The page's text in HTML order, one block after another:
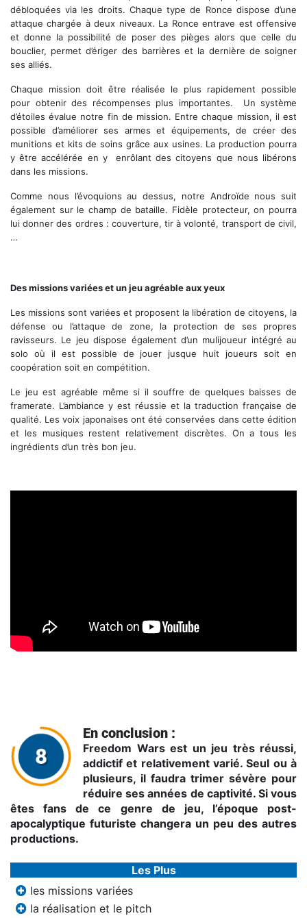
débloquées via les droits. Chaque type de Ronce dispose d’une
attaque chargée à deux niveaux. La Ronce entrave est offensive
et donne la possibilité de poser des pièges alors que celle du
bouclier, permet d’ériger des barrières et la dernière de soigner
ses alliés.
Chaque mission doit être réalisée le plus rapidement possible
pour obtenir des récompenses plus importantes. Un système
d’étoiles évalue notre fin de mission. Entre chaque mission, il est
possible d’améliorer ses armes et équipements, de créer des
munitions et kits de soins grâce aux usines. La production pourra
y être accélérée en y enrôlant des citoyens que nous libérons
dans les missions.
Comme nous l’évoquions au dessus, notre Androïde nous suit
également sur le champ de bataille. Fidèle protecteur, on pourra
lui donner des ordres : couverture, tir à volonté, transport de civil,
…
Des missions variées et un jeu agréable aux yeux
Les missions sont variées et proposent la libération de citoyens, la
défense ou l’attaque de zone, la protection de ses propres
ravisseurs. Le jeu dispose également d’un mulijoueur intégré au
solo où il est possible de jouer jusque huit joueurs soit en
coopération soit en compétition.
Le jeu est agréable même si il souffre de quelques baisses de
framerate. L’ambiance y est réussie et la traduction française de
qualité. Les voix japonaises ont été conservées dans cette édition
et les musiques restent relativement discrètes. On a tous les
ingrédients d’un très bon jeu.
En conclusion :
Freedom Wars est un jeu très réussi,
addictif et relativement varié. Seul ou à
plusieurs, il faudra trimer sévère pour
réduire ses années de captivité. Si vous
êtes fans de ce genre de jeu, l’époque post-
apocalyptique futuriste changera un peu des autres
productions.
Les Plus
les missions variées
la réalisation et le pitch